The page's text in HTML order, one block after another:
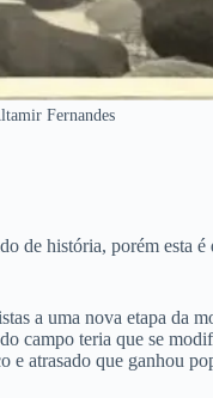
Fernandes
história, porém esta
a uma nova etapa da
teria que se
atrasado que ganhou